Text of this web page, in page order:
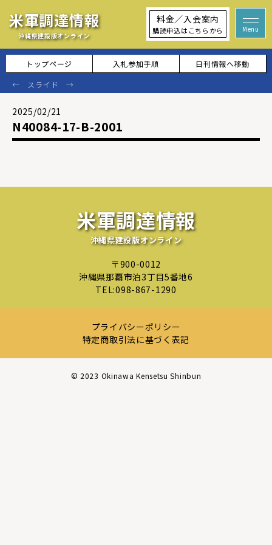
米軍調達情報
沖縄県建設版オンライン
料金／入会案内
購読申込はこちらから
トップページ 入札参加手順 日刊情報へ移動
2025/02/21
N40084-17-B-2001
米軍調達情報
沖縄県建設版オンライン
〒900-0012
沖縄県那覇市泊3丁目5番地6
TEL:098-867-1290
プライバシーポリシー
特定商取引法に基づく表記
©︎ 2023 Okinawa Kensetsu Shinbun